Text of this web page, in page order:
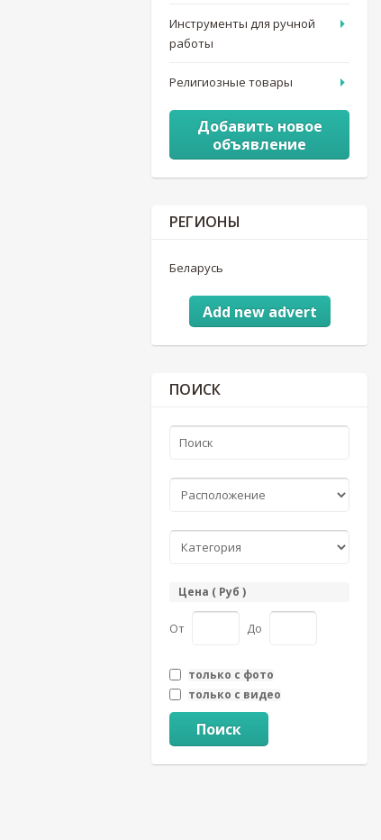
Инструменты для ручной
работы
Религиозные товары
Добавить новое
объявление
РЕГИОНЫ
Беларусь
Add new advert
ПОИСК
Цена ( Руб )
От До
только с фото
только с видео
Поиск